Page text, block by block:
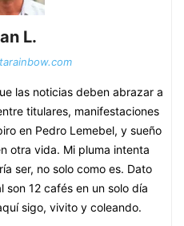
L.
las noticias deben abrazar a
titulares, manifestaciones
en Pedro Lemebel, y sueño
otra vida. Mi pluma intenta
ser, no solo como es. Dato
son 12 cafés en un solo día
sigo, vivito y coleando.